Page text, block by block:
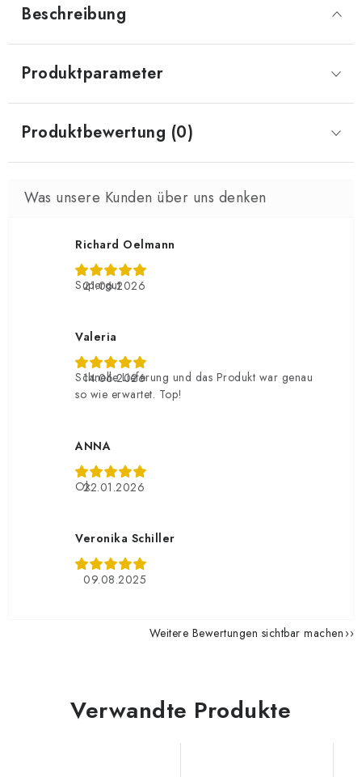
Beschreibung
Produktparameter
Produktbewertung (0)
Richard Oelmann
21.06.2026
Supergut
Valeria
14.06.2026
Schnelle Lieferung und das Produkt war genau
so wie erwartet. Top!
ANNA
22.01.2026
Ok
Veronika Schiller
09.08.2025
Weitere Bewertungen sichtbar machen
Verwandte Produkte